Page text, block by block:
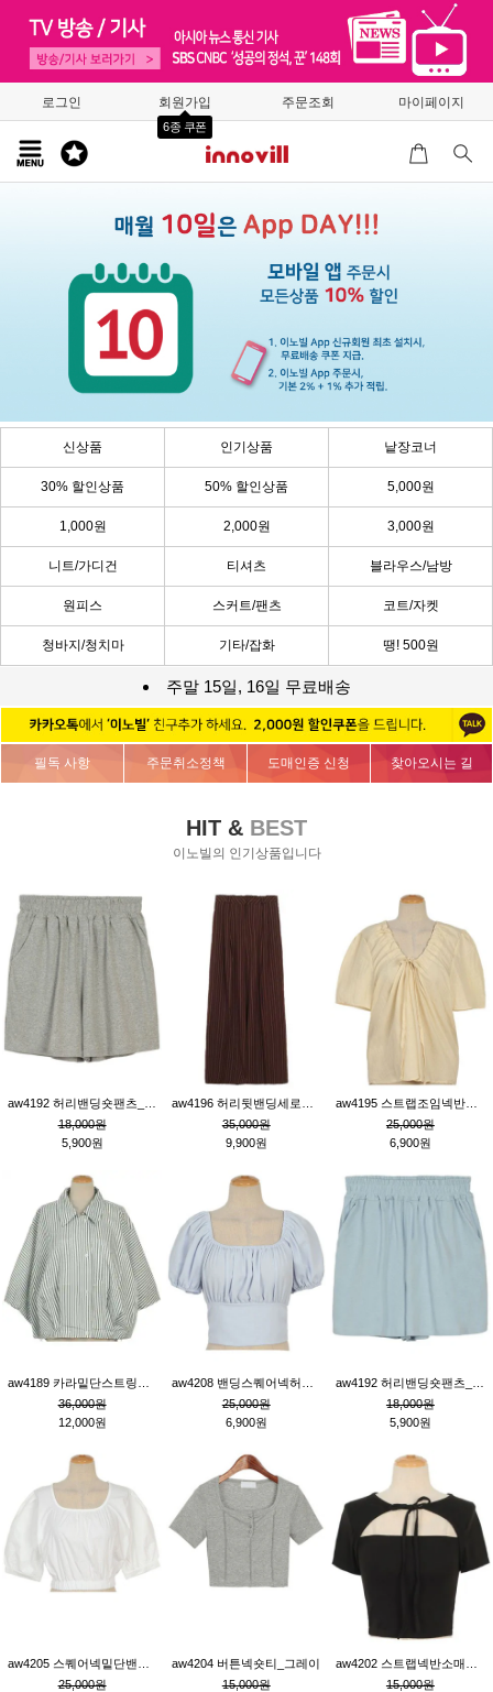
로그인 회원가입
6종 쿠폰
주문조회 마이페이지
신상품 인기상품 낱장코너
30% 할인상품 50% 할인상품 5,000원
1,000원 2,000원 3,000원
니트/가디건 티셔츠 블라우스/남방
원피스 스커트/팬츠 코트/자켓
청바지/청치마 기타/잡화 땡! 500원
주말 15일, 16일 무료배송
필독 사항 주문취소정책 도매인증 신청 찾아오시는 길
HIT & BEST
이노빌의 인기상품입니다
18,000원
5,900원
35,000원
9,900원
25,000원
6,900원
36,000원
12,000원
25,000원
6,900원
18,000원
5,900원
25,000원
aw4204 버튼넥숏티_그레이
15,000원
15,000원